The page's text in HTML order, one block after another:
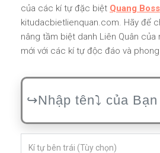
của các kí tự đặc biệt Quang Boss
kitudacbietlienquan.com. Hãy để
nâng tầm biệt danh Liên Quân
mới với các kí tự độc đáo và